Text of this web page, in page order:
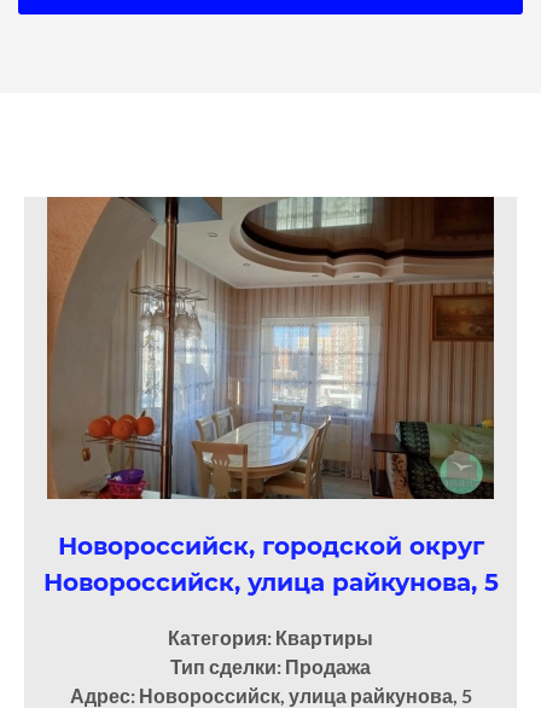
Новороссийск, городской округ
Новороссийск, улица райкунова, 5
Категория: Квартиры
Тип сделки: Продажа
Адрес: Новороссийск, улица райкунова, 5